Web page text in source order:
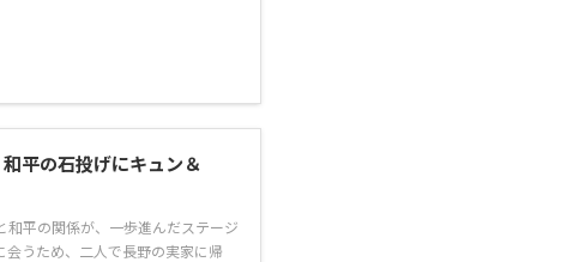
平の石投げにキュン＆
平の関係が、一歩進んだステージ
うため、二人で長野の実家に帰